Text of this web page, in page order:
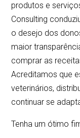
produtos e
Consulting
o desejo dos
maior
comprar as
Acreditamos que
veterinários,
continuar se
Tenha um ótimo